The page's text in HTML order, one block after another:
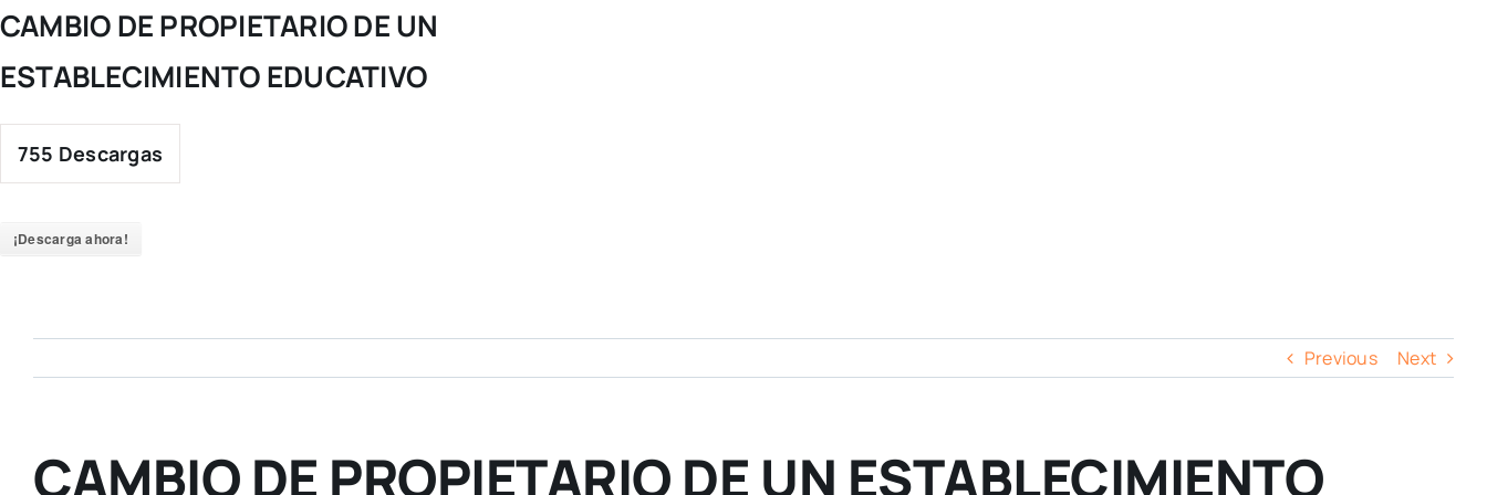
Skip
to
content
CAMBIO DE PROPIETARIO DE UN
ESTABLECIMIENTO EDUCATIVO
755 Descargas
¡Descarga ahora!
Previous Next
CAMBIO DE PROPIETARIO DE UN ESTABLECIMIENTO